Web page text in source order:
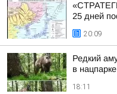
25 дней
20:09
Редкий
в
18:11